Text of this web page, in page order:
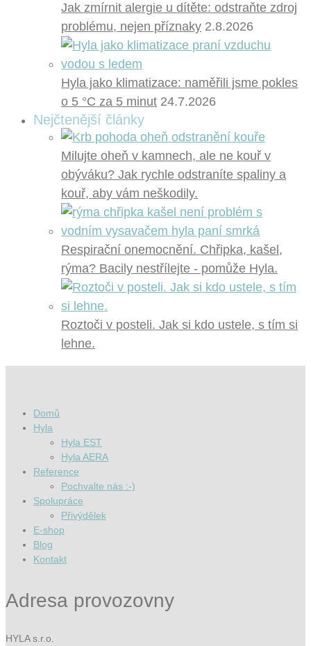
Jak zmírnit alergie u dítěte: odstraňte zdroj
problému, nejen příznaky 2.8.2026
Hyla jako klimatizace: naměřili jsme pokles
o 5 °C za 5 minut 24.7.2026
Nejčtenější články
Milujte oheň v kamnech, ale ne kouř v
obýváku? Jak rychle odstraníte spaliny a
kouř, aby vám neškodily.
Respirační onemocnění. Chřipka, kašel,
rýma? Bacily nestřílejte - pomůže Hyla.
Roztoči v posteli. Jak si kdo ustele, s tím si
lehne.
Domů
Hyla
Hyla EST
Hyla AERA
Reference
Pochvalte nás :-)
Spolupráce
Přivýdělek
E-shop
Blog
Kontakt
Adresa provozovny
HYLA s.r.o.